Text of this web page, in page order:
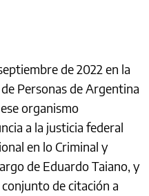
de 2022 en la
Personas de Argentina
organismo
a la justicia federal
en lo Criminal y
de Eduardo Taiano, y
de citación a